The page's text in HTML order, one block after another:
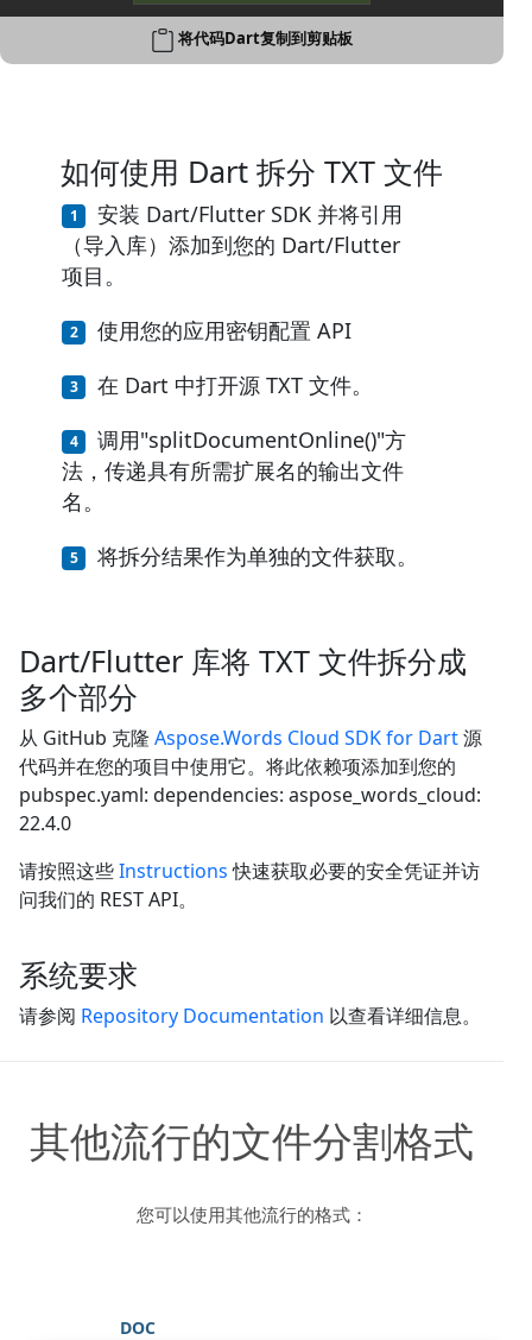
将代码Dart复制到剪贴板
如何使用 Dart 拆分 TXT 文件
安装 Dart/Flutter SDK 并将引用
（导入库）添加到您的 Dart/Flutter
项目。
使用您的应用密钥配置 API
在 Dart 中打开源 TXT 文件。
调用"splitDocumentOnline()"方
法，传递具有所需扩展名的输出文件
名。
将拆分结果作为单独的文件获取。
Dart/Flutter 库将 TXT 文件拆分成
多个部分
从 GitHub 克隆 Aspose.Words Cloud SDK for Dart源
代码并在您的项目中使用它。将此依赖项添加到您的
pubspec.yaml: dependencies: aspose_words_cloud:
22.4.0
请按照这些Instructions快速获取必要的安全凭证并访
问我们的 REST API。
系统要求
请参阅 Repository Documentation 以查看详细信息。
其他流行的文件分割格式
您可以使用其他流行的格式：
DOC